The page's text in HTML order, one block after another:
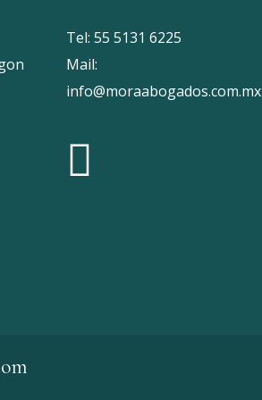
Tel: 55 5131 6225
Mail:
info@moraabogados.com.mx